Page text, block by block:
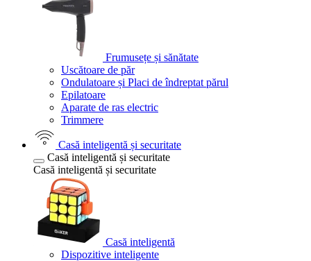
Frumusețe și sănătate
Uscătoare de păr
Ondulatoare și Placi de îndreptat părul
Epilatoare
Aparate de ras electric
Trimmere
Casă inteligentă și securitate
Casă inteligentă și securitate
Casă inteligentă și securitate
Casă inteligentă
Dispozitive inteligente